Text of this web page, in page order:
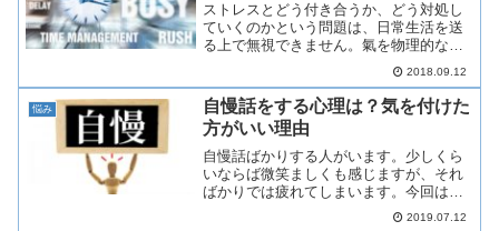
ストレスとどう付き合うか、どう対処し
ていくのかという問題は、日常生活を送
る上で無視できません。氣を物理的な物
として扱う当塾では、ストレスによる不
調も、氣の偏りやバランス、循環の乱れ
として扱います。物理的に乱れているの
でそれを直せば症状は改善...
2018.09.12
悩み
自慢話をする心理は？気を付けた
方がいい理由
自慢話ばかりする人がいます。少しくら
いならば微笑ましくも感じますが、それ
ばかりでは疲れてしまいます。今回は、
自慢話をしている人を「ニラヲチ」した
くなるような話を書いていきます。自慢
2019.07.12